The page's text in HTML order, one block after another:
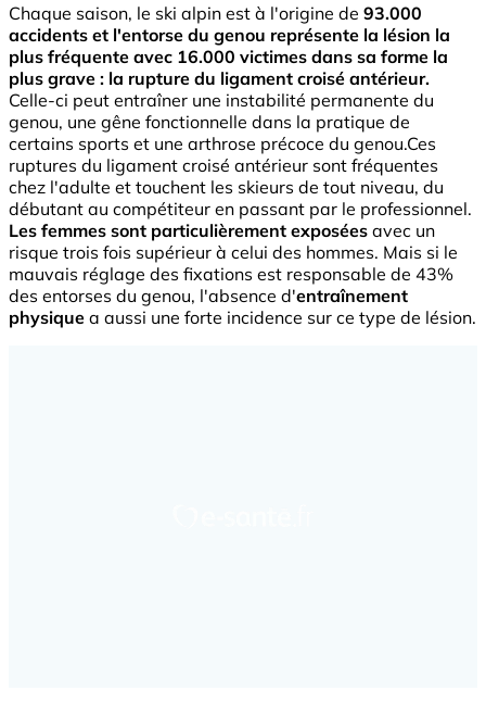
Chaque saison, le ski alpin est à l'origine de 93.000
accidents et l'entorse du genou représente la lésion la
plus fréquente avec 16.000 victimes dans sa forme la
plus grave : la rupture du ligament croisé antérieur.
Celle-ci peut entraîner une instabilité permanente du
genou, une gêne fonctionnelle dans la pratique de
certains sports et une arthrose précoce du genou.Ces
ruptures du ligament croisé antérieur sont fréquentes
chez l'adulte et touchent les skieurs de tout niveau, du
débutant au compétiteur en passant par le professionnel.
Les femmes sont particulièrement exposées avec un
risque trois fois supérieur à celui des hommes. Mais si le
mauvais réglage des fixations est responsable de 43%
des entorses du genou, l'absence d'entraînement
physique a aussi une forte incidence sur ce type de lésion.